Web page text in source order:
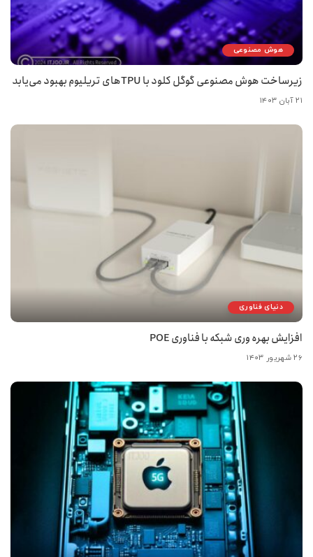
هوش مصنوعی
زیرساخت هوش مصنوعی گوگل کلود با TPUهای تریلیوم بهبود می‌یابد
۲۱ آبان ۱۴۰۳
دنیای فناوری
افزایش بهره وری شبکه با فناوری POE
۲۶ شهریور ۱۴۰۳